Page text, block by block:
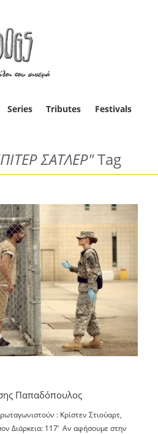
Series Tributes Festivals
ΣΑΤΛΕΡ"Tag
Παπαδόπουλος
: Κρίστεν Στιούαρτ,
Διάρκεια: 117’ Αν αφήσουμε στην